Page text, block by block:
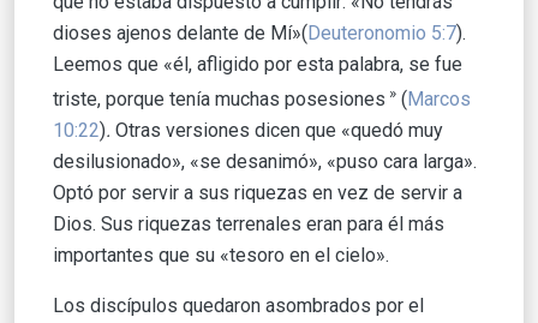
dioses ajenos delante de Mí»(Deuteronomio 5:7).
Leemos que «él, afligido por esta palabra, se fue
triste, porque tenía muchas posesiones » (Marcos
10:22). Otras versiones dicen que «quedó muy
desilusionado», «se desanimó», «puso cara larga».
Optó por servir a sus riquezas en vez de servir a
Dios. Sus riquezas terrenales eran para él más
importantes que su «tesoro en el cielo».
Los discípulos quedaron asombrados por el